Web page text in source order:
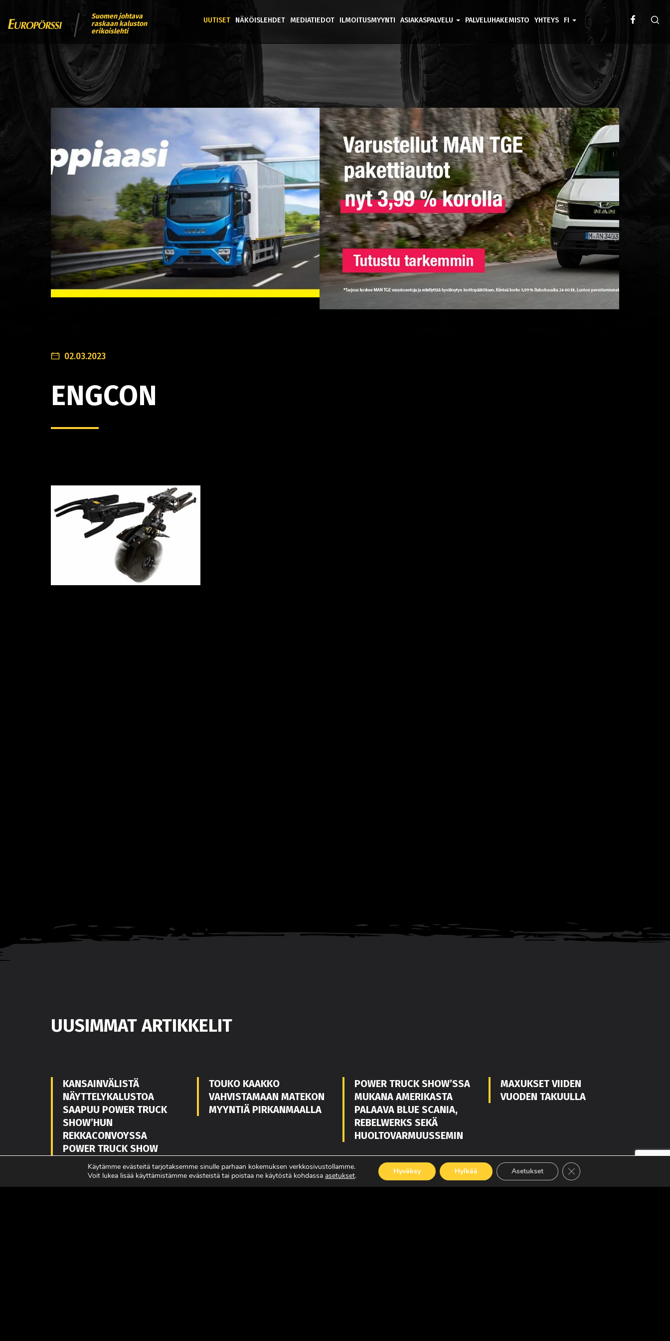
Suomen johtava
raskaan kaluston
erikoislehti
UUTISET NÄKÖISLEHDET MEDIATIEDOT ILMOITUSMYYNTI ASIAKASPALVELU PALVELUHAKEMISTO YHTEYS FI
02.03.2023
ENGCON
UUSIMMAT ARTIKKELIT
KANSAINVÄLISTÄ
NÄYTTELYKALUSTOA
SAAPUU POWER TRUCK
SHOW’HUN
REKKACONVOYSSA
POWER TRUCK SHOW
7.-8.8.2
LUE LISÄÄ
TOUKO KAAKKO
VAHVISTAMAAN MATEKON
MYYNTIÄ PIRKANMAALLA
LUE LISÄÄ
POWER TRUCK SHOW’SSA
MUKANA AMERIKASTA
PALAAVA BLUE SCANIA,
REBELWERKS SEKÄ
HUOLTOVARMUUSSEMIN
LUE LISÄÄ
MAXUKSET VIIDEN
VUODEN TAKUULLA
LUE LISÄÄ
Käytämme evästeitä tarjotaksemme sinulle parhaan kokemuksen verkkosivustollamme.
Voit lukea lisää käyttämistämme evästeistä tai poistaa ne käytöstä kohdassa asetukset. Hyväksy Hylkää Asetukset Sulje evästebanneri